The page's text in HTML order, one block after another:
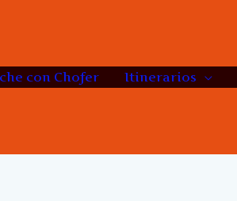
con Chofer Itinerarios